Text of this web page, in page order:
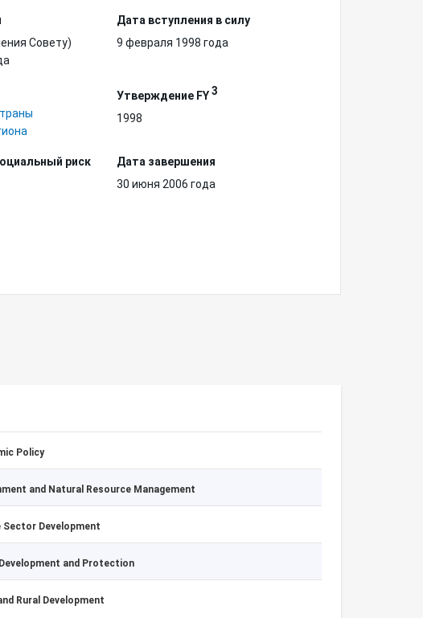
Совету)
Дата вступления в силу
9 февраля 1998 года
Утверждение FY3
1998
риск
Дата завершения
30 июня 2006 года
Policy
and Natural Resource Management
Sector Development
and Protection
Rural Development